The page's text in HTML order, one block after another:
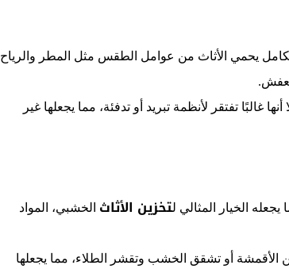
يحمي الأثاث من عوامل الطقس مثل المطر والرياح
غالبًا تفتقر لأنظمة تبريد أو تدفئة، مما يجعلها غير
الخيار المثالي لتخزين الأثاث الخشبي، المواد
الأقمشة أو تشقق الخشب وتقشر الطلاء، مما يجعلها